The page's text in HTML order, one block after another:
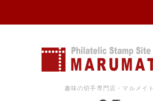
趣味の切手専門店・マルメイト